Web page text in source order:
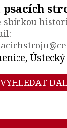
psacích
sbírkou
VYHLEDAT